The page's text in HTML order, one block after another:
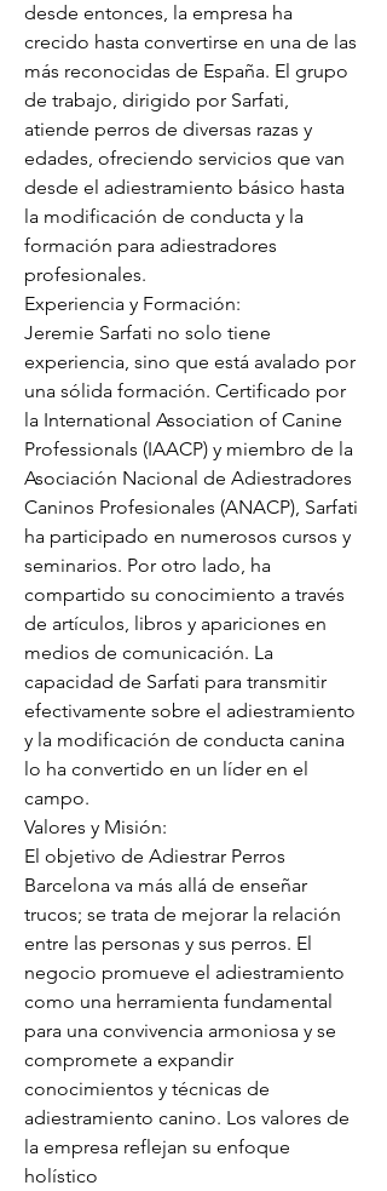
desde entonces, la empresa ha
crecido hasta convertirse en una de las
más reconocidas de España. El grupo
de trabajo, dirigido por Sarfati,
atiende perros de diversas razas y
edades, ofreciendo servicios que van
desde el adiestramiento básico hasta
la modificación de conducta y la
formación para adiestradores
profesionales.
Experiencia y Formación:
Jeremie Sarfati no solo tiene
experiencia, sino que está avalado por
una sólida formación. Certificado por
la International Association of Canine
Professionals (IAACP) y miembro de la
Asociación Nacional de Adiestradores
Caninos Profesionales (ANACP), Sarfati
ha participado en numerosos cursos y
seminarios. Por otro lado, ha
compartido su conocimiento a través
de artículos, libros y apariciones en
medios de comunicación. La
capacidad de Sarfati para transmitir
efectivamente sobre el adiestramiento
y la modificación de conducta canina
lo ha convertido en un líder en el
campo.
Valores y Misión:
El objetivo de Adiestrar Perros
Barcelona va más allá de enseñar
trucos; se trata de mejorar la relación
entre las personas y sus perros. El
negocio promueve el adiestramiento
como una herramienta fundamental
para una convivencia armoniosa y se
compromete a expandir
conocimientos y técnicas de
adiestramiento canino. Los valores de
la empresa reflejan su enfoque
holístico